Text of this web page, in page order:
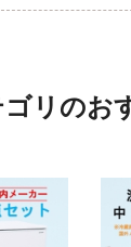
ゴリのお